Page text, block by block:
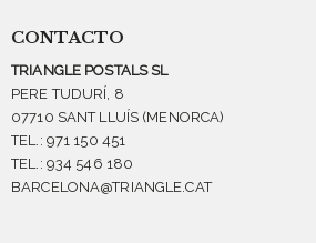
CONTACTO
TRIANGLE POSTALS SL
PERE TUDURÍ, 8
07710 SANT LLUÍS (MENORCA)
TEL.: 971 150 451
TEL.: 934 546 180
BARCELONA@TRIANGLE.CAT